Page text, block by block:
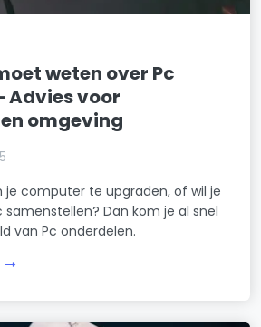
weten over Pc
Advies voor
omgeving
je computer te upgraden, of wil je
Dan kom je al snel
van Pc onderdelen.